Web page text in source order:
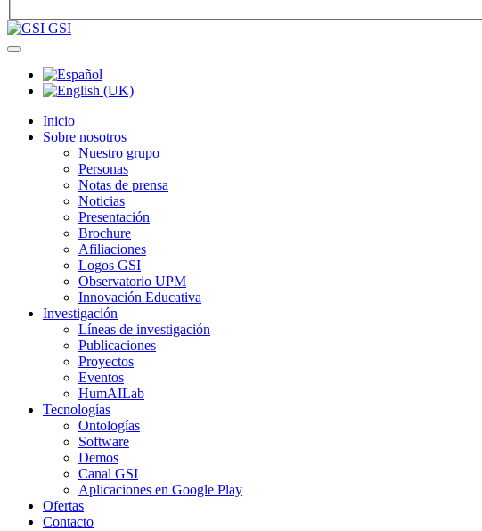
GSI
Inicio
Sobre nosotros
Nuestro grupo
Personas
Notas de prensa
Noticias
Presentación
Brochure
Afiliaciones
Logos GSI
Observatorio UPM
Innovación Educativa
Investigación
Líneas de investigación
Publicaciones
Proyectos
Eventos
HumAILab
Tecnologías
Ontologías
Software
Demos
Canal GSI
Aplicaciones en Google Play
Ofertas
Contacto